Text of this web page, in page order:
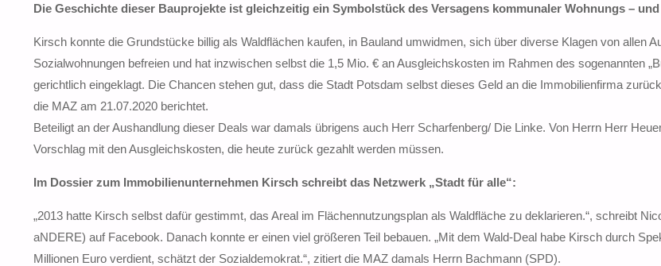
Die Geschichte dieser Bauprojekte ist gleichzeitig ein Symbolstück des Versagens kommunaler Wohnungs –
Kirsch konnte die Grundstücke billig als Waldflächen kaufen, in Bauland umwidmen, sich über diverse Klagen von allen
Sozialwohnungen befreien und hat inzwischen selbst die 1,5 Mio. € an Ausgleichskosten im Rahmen des sogenannten
gerichtlich eingeklagt. Die Chancen stehen gut, dass die Stadt Potsdam selbst dieses Geld an die Immobilienfirma
die MAZ am 21.07.2020 berichtet.
Beteiligt an der Aushandlung dieser Deals war damals übrigens auch Herr Scharfenberg/ Die Linke. Von Herrn Herr
Vorschlag mit den Ausgleichskosten, die heute zurück gezahlt werden müssen.
Im Dossier zum Immobilienunternehmen Kirsch schreibt das Netzwerk „Stadt für alle“:
„2013 hatte Kirsch selbst dafür gestimmt, das Areal im Flächennutzungsplan als Waldfläche zu deklarieren.“, schreibt
aNDERE) auf Facebook. Danach konnte er einen viel größeren Teil bebauen. „Mit dem Wald-Deal habe Kirsch durch
Millionen Euro verdient, schätzt der Sozialdemokrat.“, zitiert die MAZ damals Herrn Bachmann (SPD).